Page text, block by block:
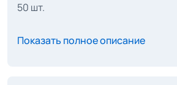
50 шт.
Показать полное описание